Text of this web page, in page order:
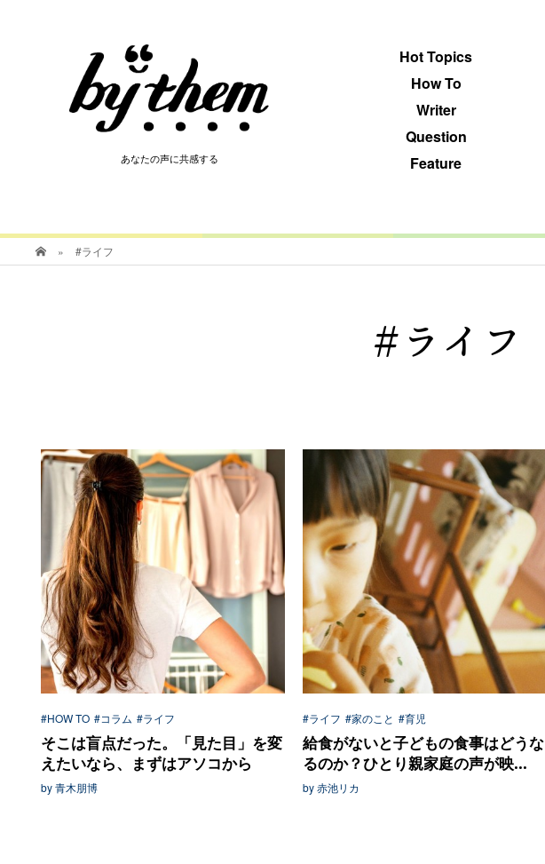
あなたの声に共感する
Hot Topics
How To
Writer
Question
Feature
あなたの声に共感する
» #ライフ
#ライフ
#HOW TO #コラム #ライフ
そこは盲点だった。「見た目」を変
えたいなら、まずはアソコから
by 青木朋博
#ライフ #家のこと #育児
給食がないと子どもの食事はどうな
るのか？ひとり親家庭の声が映...
by 赤池リカ